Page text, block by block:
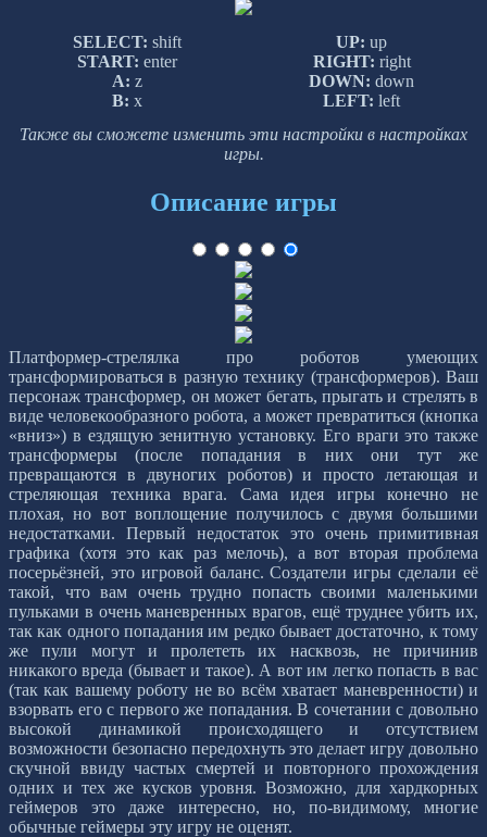
SELECT: shift
START: enter
A: z
B: x
UP: up
RIGHT: right
DOWN: down
LEFT: left
Также вы сможете изменить эти настройки в настройках
игры.
Описание игры
Платформер-стрелялка про роботов умеющих
трансформироваться в разную технику (трансформеров). Ваш
персонаж трансформер, он может бегать, прыгать и стрелять в
виде человекообразного робота, а может превратиться (кнопка
«вниз») в ездящую зенитную установку. Его враги это также
трансформеры (после попадания в них они тут же
превращаются в двуногих роботов) и просто летающая и
стреляющая техника врага. Сама идея игры конечно не
плохая, но вот воплощение получилось с двумя большими
недостатками. Первый недостаток это очень примитивная
графика (хотя это как раз мелочь), а вот вторая проблема
посерьёзней, это игровой баланс. Создатели игры сделали её
такой, что вам очень трудно попасть своими маленькими
пульками в очень маневренных врагов, ещё труднее убить их,
так как одного попадания им редко бывает достаточно, к тому
же пули могут и пролететь их насквозь, не причинив
никакого вреда (бывает и такое). А вот им легко попасть в вас
(так как вашему роботу не во всём хватает маневренности) и
взорвать его с первого же попадания. В сочетании с довольно
высокой динамикой происходящего и отсутствием
возможности безопасно передохнуть это делает игру довольно
скучной ввиду частых смертей и повторного прохождения
одних и тех же кусков уровня. Возможно, для хардкорных
геймеров это даже интересно, но, по-видимому, многие
обычные геймеры эту игру не оценят.